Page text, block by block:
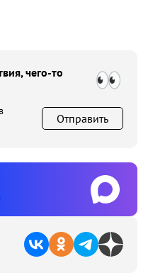
чего-то
Отправить